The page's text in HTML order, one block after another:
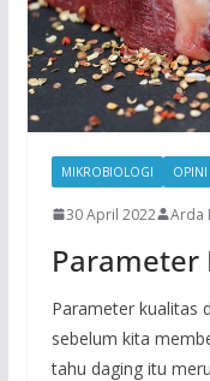
MIKROBIOLOGI OPINI
30 April 2022 Arda
Parameter
Parameter kualitas
sebelum kita
tahu daging itu